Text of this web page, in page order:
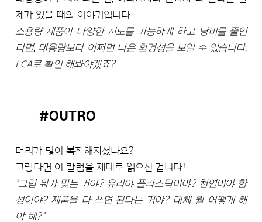
제가 있을 때의 이야기입니다.
소용량 제품이 다양한 시도를 가능하게 하고 낭비를 줄인
다면, 대용량보다 어쩌면 나은 환경성을 보일 수 있습니다.
LCA로 확인 해봐야겠죠?
#OUTRO
머리가 많이 복잡해지셨나요?
그렇다면 이 칼럼을 제대로 읽으신 겁니다!
"그럼 뭐가 맞는 거야? 유리야 플라스틱이야? 천연이야 합
성이야? 제품을 다 쓰면 된다는 거야? 대체 뭘 어떻게 해
야 해?"